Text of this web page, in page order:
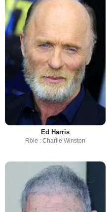
Ed Harris
Rôle : Charlie Winston